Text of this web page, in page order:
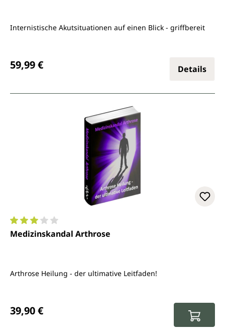
Internistische Akutsituationen auf einen Blick - griffbereit
59,99 € Details
Durchschnittliche Bewertung von 3 von 5 Sternen
Medizinskandal Arthrose
Arthrose Heilung - der ultimative Leitfaden!
39,90 €